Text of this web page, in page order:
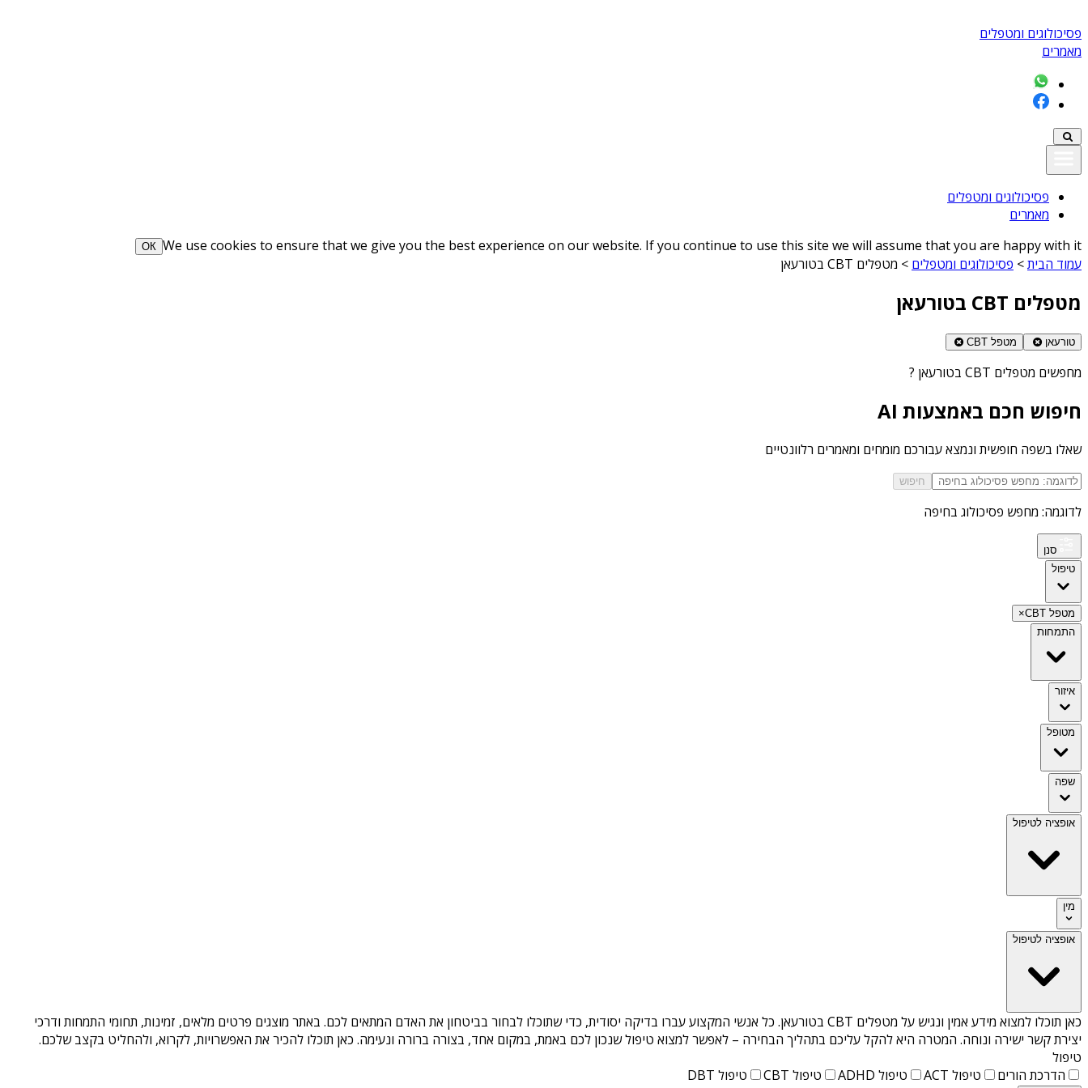
פסיכולוגים ומטפלים
מאמרים
פסיכולוגים ומטפלים
מאמרים
We use cookies to ensure that we give you the best experience on our website. If you continue to use this site we will assume that you are happy with it
ОК
עמוד הבית> פסיכולוגים ומטפלים > מטפלים CBT בטורעאן
מטפלים CBT בטורעאן
טורעאן מטפל CBT
מחפשים מטפלים CBT בטורעאן ?
חיפוש חכם באמצעות AI
שאלו בשפה חופשית ונמצא עבורכם מומחים ומאמרים רלוונטיים
חיפוש
לדוגמה: מחפש פסיכולוג בחיפה
סנן
טיפול
מטפל CBT
×
התמחות
איזור
מטופל
שפה
אופציה לטיפול
מין
אופציה לטיפול
כאן תוכלו למצוא מידע אמין ונגיש על מטפלים CBT בטורעאן
. כל אנשי המקצוע עברו בדיקה יסודית, כדי שתוכלו לבחור בביטחון את האדם המתאים לכם. באתר מוצגים פרטים מלאים, זמינות, תחומי התמחות ודרכי
יצירת קשר ישירה ונוחה. המטרה היא להקל עליכם בתהליך הבחירה – לאפשר למצוא טיפול שנכון לכם באמת, במקום אחד, בצורה ברורה ונעימה. כאן תוכלו להכיר את האפשרויות, לקרוא, ולהחליט בקצב שלכם.
טיפול
הדרכת הורים
טיפול ACT טיפול ADHD טיפול CBT טיפול DBT